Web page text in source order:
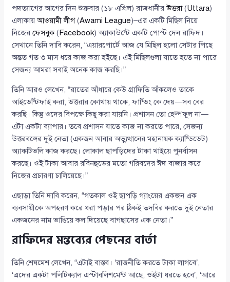
পদত্যাগের আগের দিন শুক্রবার (১৮ এপ্রিল) রাজধানীরউত্তরা(Uttara)
এলাকায়আওয়ামী লীগ(Awami League)–এর একটি মিছিল নিয়ে
নিজেরফেসবুক( Facebook) অ্যাকাউন্টে একটি পোস্ট দেন রাফিদ।
সেখানে তিনি দাবি করেন, “এয়ারপোর্টে আজ যে মিছিল হলো সেটার পিছে
অন্তত গত ৩ মাস ধরে কাজ করা হইছে। এই মিছিলগুলা যাতে হতে না পারে
সেজন্য আমরা সবাই অনেক কাজ করছি।”
তিনি আরও লেখেন, “রাতের আঁধারে কেউ গ্রাফিতি আঁকলেও তাকে
আইডেন্টিফাই করা, উত্তরার কোথায় থাকে, ফান্ডিং কে দেয়—সব বের
করছি। কিন্তু ওদের বিপক্ষে কিছু করা যায়নি। প্রশাসন তো হেল্পফুল না—
এটা একটা ব্যাপার। তবে প্রশাসন যাতে কাজ না করতে পারে, সেজন্য
উত্তরবঙ্গের দুই নেতা (একজন আবার অভ্যুত্থানের মহানায়ক ক্যান্ডিডেট)
অ্যাকটিভলি কাজ করছে। লোকাল ছাপড়িদের টাকা খাইয়ে পুনর্বাসন
করছে। ওই টাকা আবার রবিনহুডের মতো গরিবদের ঈদ বাজার করে
নিজের প্রচারণা চালিয়েছে।”
এছাড়া তিনি দাবি করেন, “গতকাল ওই ছাপড়ি গ্যাংয়ের একজন এক
ব্যবসায়ীকে অপহরণ করে ধরা পড়ার পর ঠিকই তদবির করতে দুই নেতার
একজনের নাম ভাঙিয়ে কল দিয়েছে বাগছাসের এক নেতা।”
রাফিদের মন্তব্যের পেছনের বার্তা
তিনি শেষমেশ লেখেন, “এটাই বাস্তব। ‘রাজনীতি করতে টাকা লাগবে’,
‘এদের একটা পলিটিক্যাল এস্টাবলিশমেন্ট আছে, ওইটা ধরতে হবে’, ‘আরে